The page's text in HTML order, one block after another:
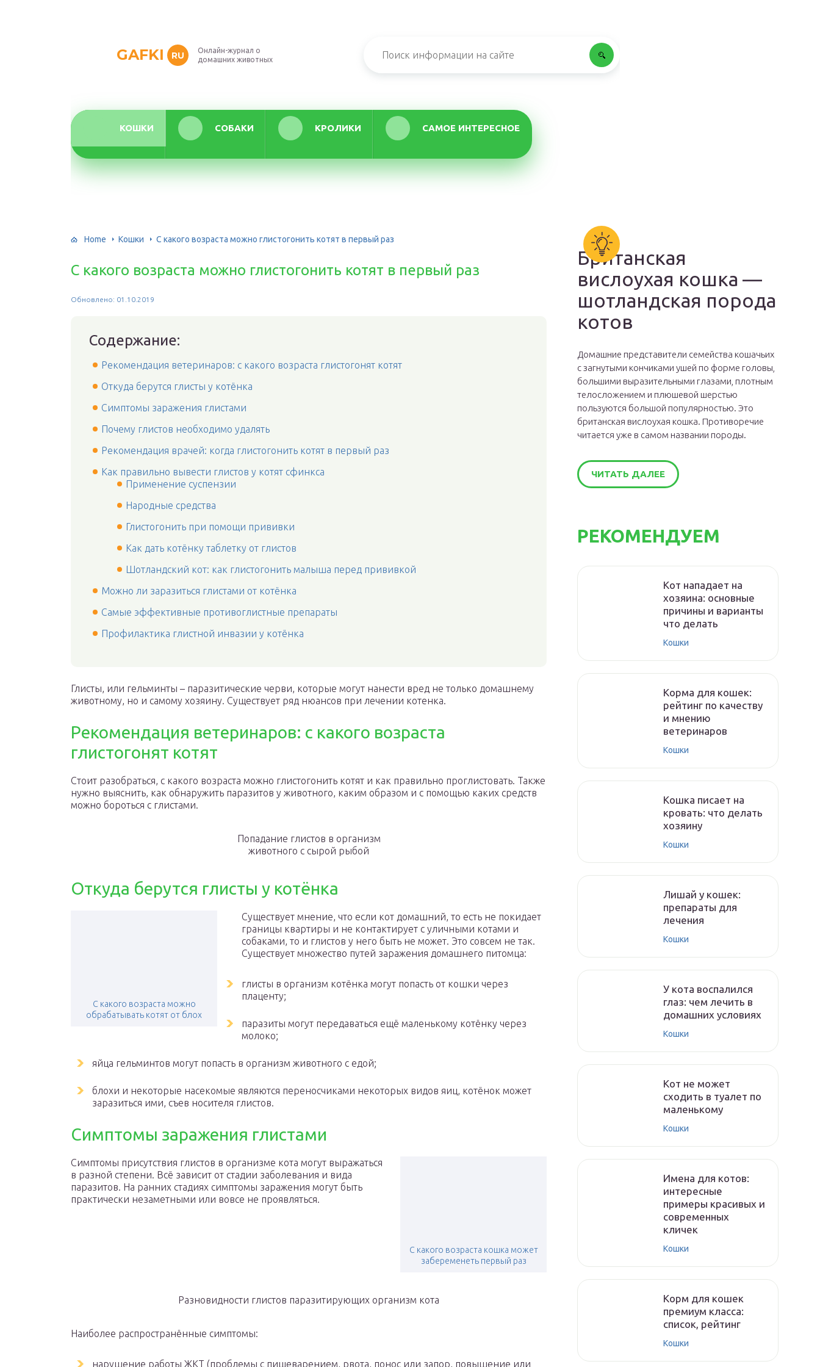
GAFKI RU
Онлайн-журнал о
домашних животных
КОШКИ СОБАКИ КРОЛИКИ САМОЕ ИНТЕРЕСНОЕ
Home Кошки С какого возраста можно глистогонить котят в первый раз
С какого возраста можно глистогонить котят в первый раз
Обновлено: 01.10.2019
Содержание:
Рекомендация ветеринаров: с какого возраста глистогонят котят
Откуда берутся глисты у котёнка
Симптомы заражения глистами
Почему глистов необходимо удалять
Рекомендация врачей: когда глистогонить котят в первый раз
Как правильно вывести глистов у котят сфинкса
Применение суспензии
Народные средства
Глистогонить при помощи прививки
Как дать котёнку таблетку от глистов
Шотландский кот: как глистогонить малыша перед прививкой
Можно ли заразиться глистами от котёнка
Самые эффективные противоглистные препараты
Профилактика глистной инвазии у котёнка
Глисты, или гельминты – паразитические черви, которые могут нанести вред не только домашнему
животному, но и самому хозяину. Существует ряд нюансов при лечении котенка.
Рекомендация ветеринаров: с какого возраста
глистогонят котят
Стоит разобраться, с какого возраста можно глистогонить котят и как правильно проглистовать. Также
нужно выяснить, как обнаружить паразитов у животного, каким образом и с помощью каких средств
можно бороться с глистами.
Попадание глистов в организм
животного с сырой рыбой
Откуда берутся глисты у котёнка
С какого возраста можно
обрабатывать котят от блох
Существует мнение, что если кот домашний, то есть не покидает
границы квартиры и не контактирует с уличными котами и
собаками, то и глистов у него быть не может. Это совсем не так.
Существует множество путей заражения домашнего питомца:
глисты в организм котёнка могут попасть от кошки через
плаценту;
паразиты могут передаваться ещё маленькому котёнку через
молоко;
яйца гельминтов могут попасть в организм животного с едой;
блохи и некоторые насекомые являются переносчиками некоторых видов яиц, котёнок может
заразиться ими, съев носителя глистов.
Симптомы заражения глистами
С какого возраста кошка может
забеременеть первый раз
Симптомы присутствия глистов в организме кота могут выражаться
в разной степени. Всё зависит от стадии заболевания и вида
паразитов. На ранних стадиях симптомы заражения могут быть
практически незаметными или вовсе не проявляться.
Разновидности глистов паразитирующих организм кота
Наиболее распространённые симптомы:
нарушение работы ЖКТ (проблемы с пищеварением, рвота, понос или запор, повышение или
Британская
вислоухая кошка —
шотландская порода
котов
Домашние представители семейства кошачьих
с загнутыми кончиками ушей по форме головы,
большими выразительными глазами, плотным
телосложением и плюшевой шерстью
пользуются большой популярностью. Это
британская вислоухая кошка. Противоречие
читается уже в самом названии породы.
ЧИТАТЬ ДАЛЕЕ
РЕКОМЕНДУЕМ
Кот нападает на
хозяина: основные
причины и варианты
что делать
Кошки
Корма для кошек:
рейтинг по качеству
и мнению
ветеринаров
Кошки
Кошка писает на
кровать: что делать
хозяину
Кошки
Лишай у кошек:
препараты для
лечения
Кошки
У кота воспалился
глаз: чем лечить в
домашних условиях
Кошки
Кот не может
сходить в туалет по
маленькому
Кошки
Имена для котов:
интересные
примеры красивых и
современных
кличек
Кошки
Корм для кошек
премиум класса:
список, рейтинг
Кошки